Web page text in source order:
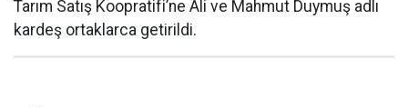
Tarım Satış Koopratifi’ne Ali ve Mahmut Duymuş adlı
kardeş ortaklarca getirildi.